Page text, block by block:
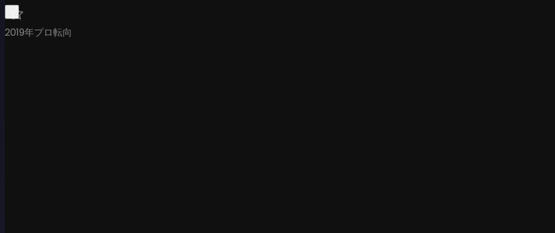
2019年プロ転向